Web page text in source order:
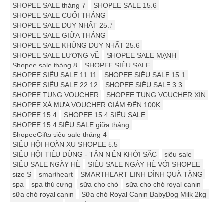
SHOPEE SALE tháng 7
SHOPEE SALE 15.6
SHOPEE SALE CUỐI THÁNG
SHOPEE SALE DUY NHẤT 25.7
SHOPEE SALE GIỮA THÁNG
SHOPEE SALE KHỦNG DUY NHẤT 25.6
SHOPEE SALE LƯƠNG VỀ
SHOPEE SALE MẠNH
Shopee sale tháng 8
SHOPEE SIÊU SALE
SHOPEE SIÊU SALE 11.11
SHOPEE SIÊU SALE 15.1
SHOPEE SIÊU SALE 22.12
SHOPEE SIÊU SALE 3.3
SHOPEE TUNG VOUCHER
SHOPEE TUNG VOUCHER XỊN
SHOPEE XẢ MƯA VOUCHER GIẢM ĐẾN 100K
SHOPEE 15.4
SHOPEE 15.4 SIÊU SALE
SHOPEE 15.4 SIÊU SALE giữa tháng
ShopeeGifts siêu sale tháng 4
SIÊU HỘI HOÀN XU SHOPEE 5.5
SIÊU HỘI TIÊU DÙNG - TÂN NIÊN KHỞI SẮC
siêu sale
SIÊU SALE NGÀY HÈ
SIÊU SALE NGÀY HÈ VỚI SHOPEE
size S
smartheart
SMARTHEART LINH ĐÌNH QUÀ TẶNG
spa
spa thú cưng sữa cho chó
sữa cho chó royal canin
sữa chó royal canin
Sữa chó Royal Canin BabyDog Milk 2kg